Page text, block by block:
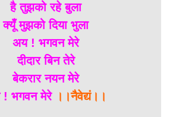
है तुझको रहे बुला
क्यूँ मुझको दिया भुला
अय ! भगवन मेरे
दीदार बिन तेरे
बेकरार नयन मेरे
भगवन मेरे ।।नैवेद्यं।।